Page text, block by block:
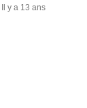
Il y a 13 ans